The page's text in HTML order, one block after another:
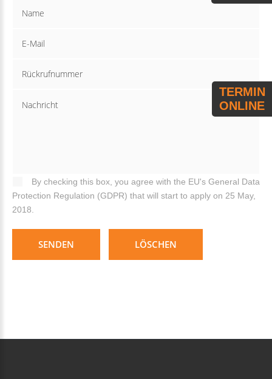
By checking this box, you agree with the EU's General Data
Protection Regulation (GDPR) that will start to apply on 25 May,
2018.
SENDEN LÖSCHEN
TERMIN
ONLINE